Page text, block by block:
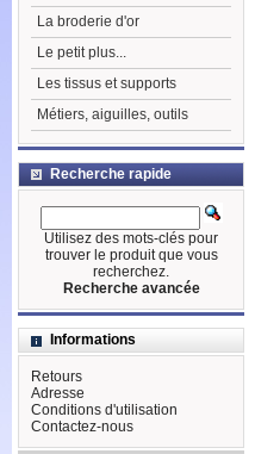
La broderie d'or
Le petit plus...
Les tissus et supports
Métiers, aiguilles, outils
Recherche rapide
Utilisez des mots-clés pour
trouver le produit que vous
recherchez.
Recherche avancée
Informations
Retours
Adresse
Conditions d'utilisation
Contactez-nous